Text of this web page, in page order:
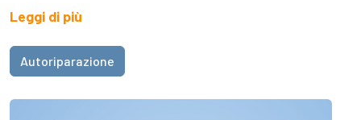
Leggi di più
Autoriparazione